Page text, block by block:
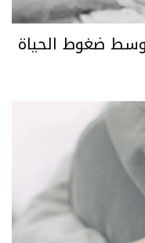
ضغوط الحياة